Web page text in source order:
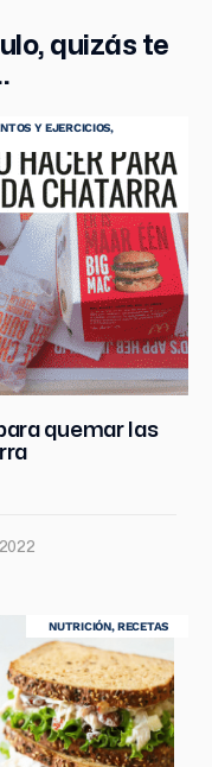
quizás te
Y EJERCICIOS,
quemar las
NUTRICIÓN,RECETAS